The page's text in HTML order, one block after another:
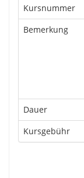
Kursnummer
Bemerkung
Dauer
Kursgebühr